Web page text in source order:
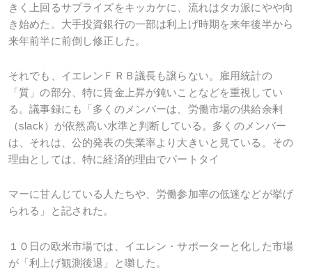
きく上回るサプライズをキッカケに、流れはタカ派にやや向
き始めた。大手投資銀行の一部は利上げ時期を来年後半から
来年前半に前倒し修正した。
それでも、イエレンＦＲＢ議長も譲らない。雇用統計の
「質」の部分、特に賃金上昇が鈍いことなどを重視してい
る。議事録にも「多くのメンバーは、労働市場の供給余剰
（slack）が依然高い水準と判断している。多くのメンバー
は、それは、公的発表の失業率より大きいと見ている。その
理由としては、特に経済的理由でパートタイ
マーに甘んじている人たちや、労働参加率の低迷などが挙げ
られる」と記された。
１０日の欧米市場では、イエレン・サポーターと化した市場
が「利上げ観測後退」と囃した。